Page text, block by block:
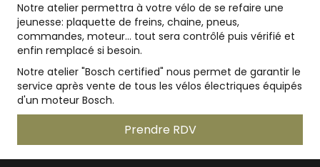
Notre atelier permettra à votre vélo de se refaire une
jeunesse: plaquette de freins, chaine, pneus,
commandes, moteur... tout sera contrôlé puis vérifié et
enfin remplacé si besoin.
Notre atelier "Bosch certified" nous permet de garantir le
service après vente de tous les vélos électriques équipés
d'un moteur Bosch.
Prendre RDV